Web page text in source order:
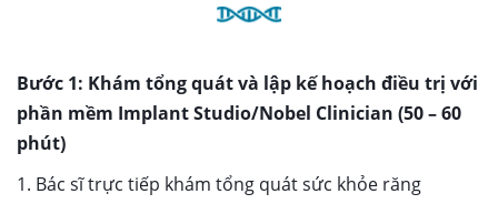
Bước 1: Khám tổng quát và lập kế hoạch điều trị với
phần mềm Implant Studio/Nobel Clinician (50 – 60
phút)
1. Bác sĩ trực tiếp khám tổng quát sức khỏe răng